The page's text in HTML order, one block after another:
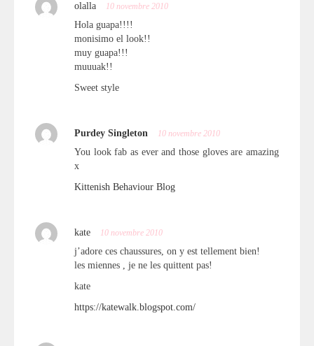
olalla 10 novembre 2010
Hola guapa!!!!
monisimo el look!!
muy guapa!!!
muuuak!!
Sweet style
Purdey Singleton 10 novembre 2010
You look fab as ever and those gloves are amazing
x
Kittenish Behaviour Blog
kate 10 novembre 2010
j’adore ces chaussures, on y est tellement bien!
les miennes , je ne les quittent pas!
kate
https://katewalk.blogspot.com/